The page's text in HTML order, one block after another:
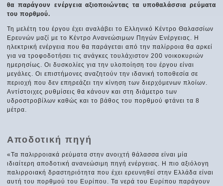
θα παράγουν ενέργεια αξιοποιώντας τα υποθαλάσσια ρεύματα
του πορθμού.
Τη μελέτη του έργου έχει αναλάβει το Ελληνικό Κέντρο Θαλασσίων
Ερευνών μαζί με το Κέντρο Ανανεώσιμων Πηγών Ενέργειας. Η
ηλεκτρική ενέργεια που θα παράγεται από την παλίρροια θα αρκεί
για να τροφοδοτήσει τις ανάγκες τουλάχιστον 200 νοικοκυριών
ημερησίως. Οι δυσκολίες για την υλοποίηση του έργου είναι
μεγάλες. Οι επιστήμονες αναζητούν την ιδανική τοποθεσία σε
περιοχή που δεν επηρεάζει την κίνηση των διερχόμενων πλοίων.
Αντίστοιχες ρυθμίσεις θα κάνουν και στη διάμετρο των
υδροστροβίλων καθώς και το βάθος του πορθμού φτάνει τα 8
μέτρα.
Αποδοτική πηγή
«Τα παλιρροιακά ρεύματα στην ανοιχτή θάλασσα είναι μία
ιδιαίτερη αποδοτική ανανεώσιμη πηγή ενέργειας. Η πιο αξιόλογη
παλιρροιακή δραστηριότητα που έχει ερευνηθεί στην Ελλάδα είναι
αυτή του πορθμού του Ευρίπου. Τα νερά του Ευρίπου παράγουν